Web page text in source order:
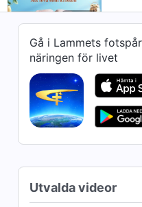
7:10
tre
tre
Gå i Lammets
näringen för livet
Utvalda videor